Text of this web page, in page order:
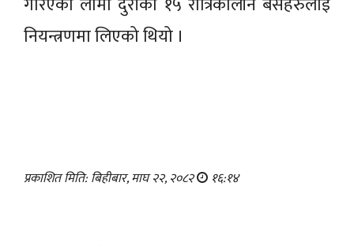
नियन्त्रणमा लिएको थियो ।
प्रकाशित मिति: बिहीबार, माघ २२, २०८२ १६:१४